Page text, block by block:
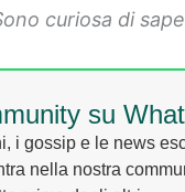
curiosa di
su
i gossip e le news
nella nostra